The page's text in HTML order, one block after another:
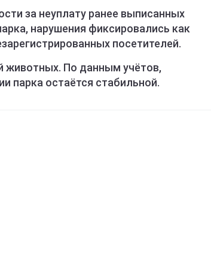
за неуплату ранее выписанных
нарушения фиксировались как
посетителей.
животных. По данным учётов,
парка остаётся стабильной.